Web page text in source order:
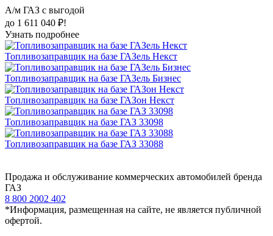
А/м ГАЗ с выгодой
до 1 611 040 ₽!
Узнать подробнее
Топливозаправщик на базе ГАЗель Некст
Топливозаправщик на базе ГАЗель Бизнес
Топливозаправщик на базе ГАЗон Некст
Топливозаправщик на базе ГАЗ 33098
Топливозаправщик на базе ГАЗ 33088
Продажа и обслуживание коммерческих автомобилей бренда
ГАЗ
8 800 2002 402
*Информация, размещенная на сайте, не является публичной
офертой.